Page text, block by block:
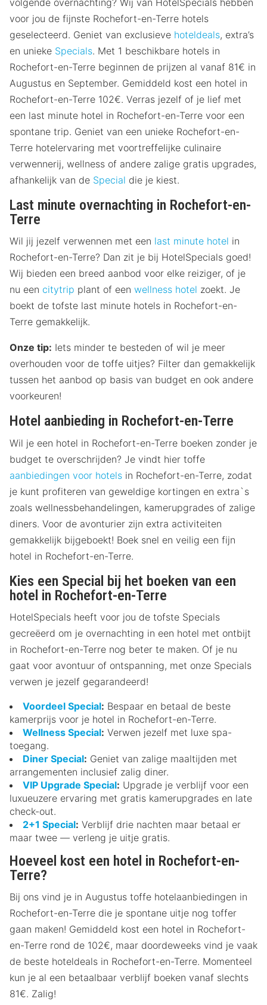
volgende overnachting? Wij van HotelSpecials hebben
voor jou de fijnste Rochefort-en-Terre hotels
geselecteerd. Geniet van exclusieve hoteldeals, extra’s
en unieke Specials. Met 1 beschikbare hotels in
Rochefort-en-Terre beginnen de prijzen al vanaf 81€ in
Augustus en September. Gemiddeld kost een hotel in
Rochefort-en-Terre 102€. Verras jezelf of je lief met
een last minute hotel in Rochefort-en-Terre voor een
spontane trip. Geniet van een unieke Rochefort-en-
Terre hotelervaring met voortreffelijke culinaire
verwennerij, wellness of andere zalige gratis upgrades,
afhankelijk van de Special die je kiest.
Last minute overnachting in Rochefort-en-
Terre
Wil jij jezelf verwennen met een last minute hotel in
Rochefort-en-Terre? Dan zit je bij HotelSpecials goed!
Wij bieden een breed aanbod voor elke reiziger, of je
nu een citytrip plant of een wellness hotel zoekt. Je
boekt de tofste last minute hotels in Rochefort-en-
Terre gemakkelijk.
Onze tip: Iets minder te besteden of wil je meer
overhouden voor de toffe uitjes? Filter dan gemakkelijk
tussen het aanbod op basis van budget en ook andere
voorkeuren!
Hotel aanbieding in Rochefort-en-Terre
Wil je een hotel in Rochefort-en-Terre boeken zonder je
budget te overschrijden? Je vindt hier toffe
aanbiedingen voor hotels in Rochefort-en-Terre, zodat
je kunt profiteren van geweldige kortingen en extra`s
zoals wellnessbehandelingen, kamerupgrades of zalige
diners. Voor de avonturier zijn extra activiteiten
gemakkelijk bijgeboekt! Boek snel en veilig een fijn
hotel in Rochefort-en-Terre.
Kies een Special bij het boeken van een
hotel in Rochefort-en-Terre
HotelSpecials heeft voor jou de tofste Specials
gecreëerd om je overnachting in een hotel met ontbijt
in Rochefort-en-Terre nog beter te maken. Of je nu
gaat voor avontuur of ontspanning, met onze Specials
verwen je jezelf gegarandeerd!
Voordeel Special: Bespaar en betaal de beste
kamerprijs voor je hotel in Rochefort-en-Terre.
Wellness Special: Verwen jezelf met luxe spa-
toegang.
Diner Special: Geniet van zalige maaltijden met
arrangementen inclusief zalig diner.
VIP Upgrade Special: Upgrade je verblijf voor een
luxueuzere ervaring met gratis kamerupgrades en late
check-out.
2+1 Special: Verblijf drie nachten maar betaal er
maar twee — verleng je uitje gratis.
Hoeveel kost een hotel in Rochefort-en-
Terre?
Bij ons vind je in Augustus toffe hotelaanbiedingen in
Rochefort-en-Terre die je spontane uitje nog toffer
gaan maken! Gemiddeld kost een hotel in Rochefort-
en-Terre rond de 102€, maar doordeweeks vind je vaak
de beste hoteldeals in Rochefort-en-Terre. Momenteel
kun je al een betaalbaar verblijf boeken vanaf slechts
81€. Zalig!